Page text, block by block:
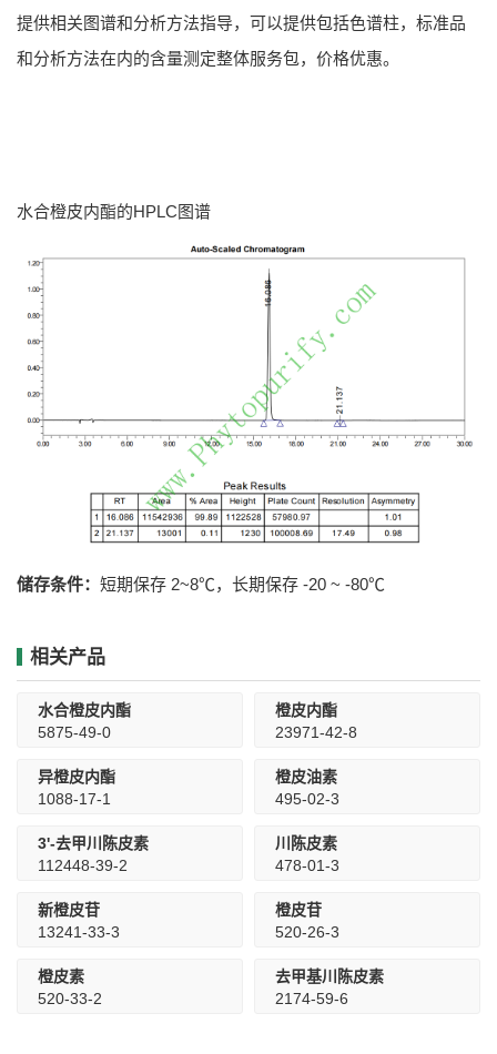
提供相关图谱和分析方法指导，可以提供包括色谱柱，标准品
和分析方法在内的含量测定整体服务包，价格优惠。
水合橙皮内酯的HPLC图谱
储存条件： 短期保存 2~8℃，长期保存 -20 ~ -80℃
相关产品
水合橙皮内酯
5875-49-0
橙皮内酯
23971-42-8
异橙皮内酯
1088-17-1
橙皮油素
495-02-3
3'-去甲川陈皮素
112448-39-2
川陈皮素
478-01-3
新橙皮苷
13241-33-3
橙皮苷
520-26-3
橙皮素
520-33-2
去甲基川陈皮素
2174-59-6